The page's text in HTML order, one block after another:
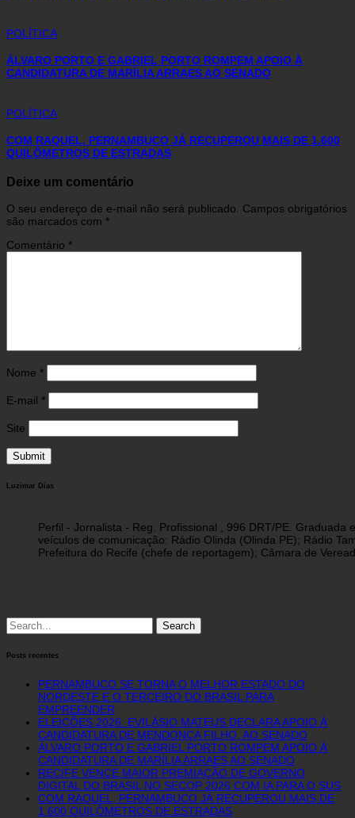
POLÍTICA
ÁLVARO PORTO E GABRIEL PORTO ROMPEM APOIO À
CANDIDATURA DE MARÍLIA ARRAES AO SENADO
POLÍTICA
COM RAQUEL, PERNAMBUCO JÁ RECUPEROU MAIS DE 1.600
QUILÔMETROS DE ESTRADAS
Deixe um comentário
O seu endereço de e-mail não será publicado. Campos obrigatórios
são marcados com *
Comentário *
Nome *
E-mail *
Site
Luzimar Dias
Perfil - Jornalista - Reg. Profissional , 996 DRT/PE.
veículos de comunicação: Rádio Olinda (Olinda PE); Rádio
Prefeitura do Recife (chefe de reportagem); Câmara de
Search
for:
Posts recentes
PERNAMBUCO SE TORNA O MELHOR ESTADO DO
NORDESTE E O TERCEIRO DO BRASIL PARA
EMPREENDER
ELEIÇÕES 2026: EVILÁSIO MATEUS DECLARA APOIO À
CANDIDATURA DE MENDONÇA FILHO, AO SENADO
ÁLVARO PORTO E GABRIEL PORTO ROMPEM APOIO À
CANDIDATURA DE MARÍLIA ARRAES AO SENADO
RECIFE VENCE MAIOR PREMIAÇÃO DE GOVERNO
DIGITAL DO BRASIL NO SECOP 2026 COM IA PARA O SUS
COM RAQUEL, PERNAMBUCO JÁ RECUPEROU MAIS DE
1.600 QUILÔMETROS DE ESTRADAS